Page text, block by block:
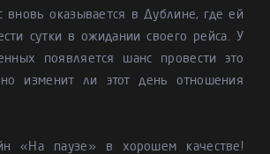
вновь оказывается в Дублине, где ей
сутки в ожидании своего рейса. У
появляется шанс провести это
изменит ли этот день отношения
«На паузе» в хорошем качестве!